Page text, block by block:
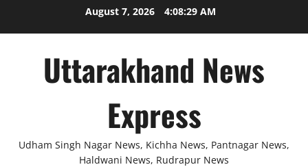
August 7, 2026 4:08:30 AM
Uttarakhand News
Express
Udham Singh Nagar News, Kichha News, Pantnagar News,
Haldwani News, Rudrapur News